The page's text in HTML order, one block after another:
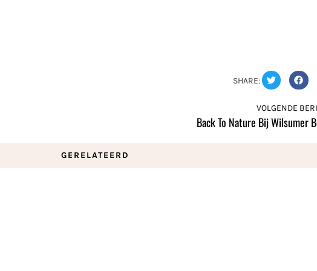
SHARE:
VOLGENDE
Back To Nature Bij Wilsumer
GERELATEERD